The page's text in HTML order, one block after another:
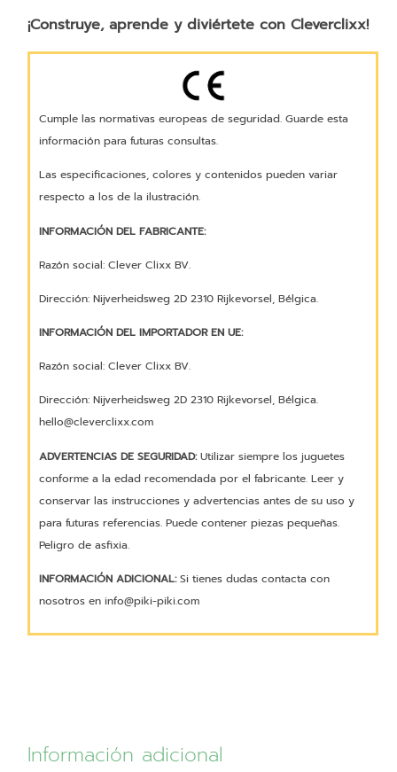
¡Construye, aprende y diviértete con Cleverclixx!
Cumple las normativas europeas de seguridad. Guarde esta
información para futuras consultas.
Las especificaciones, colores y contenidos pueden variar
respecto a los de la ilustración.
INFORMACIÓN DEL FABRICANTE:
Razón social: Clever Clixx BV.
Dirección: Nijverheidsweg 2D 2310 Rijkevorsel, Bélgica.
INFORMACIÓN DEL IMPORTADOR EN UE:
Razón social: Clever Clixx BV.
Dirección: Nijverheidsweg 2D 2310 Rijkevorsel, Bélgica.
hello@cleverclixx.com
ADVERTENCIAS DE SEGURIDAD:Utilizar siempre los juguetes
conforme a la edad recomendada por el fabricante. Leer y
conservar las instrucciones y advertencias antes de su uso y
para futuras referencias. Puede contener piezas pequeñas.
Peligro de asfixia.
INFORMACIÓN ADICIONAL:Si tienes dudas contacta con
nosotros en info@piki-piki.com
Información adicional